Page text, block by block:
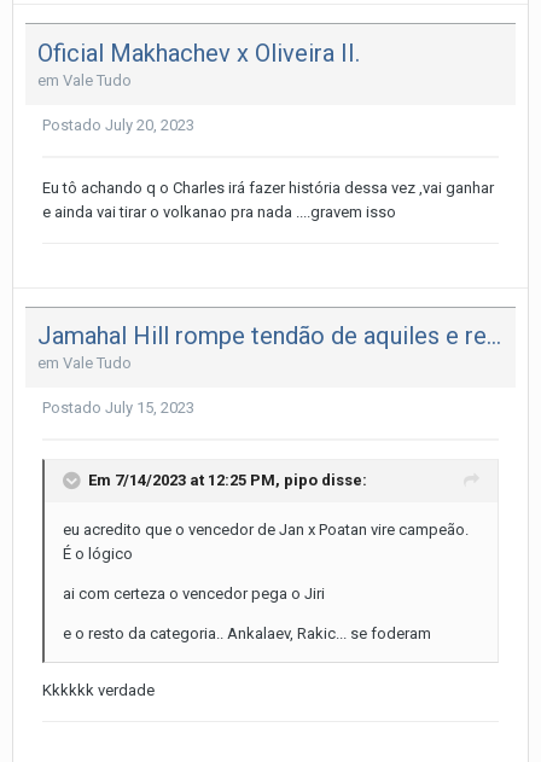
Oficial Makhachev x Oliveira II.
em Vale Tudo
Postado July 20, 2023
Eu tô achando q o Charles irá fazer história dessa vez ,vai ganhar
e ainda vai tirar o volkanao pra nada ....gravem isso
Jamahal Hill rompe tendão de aquiles e renúncia o cinturão dos meio pesados
em Vale Tudo
Postado July 15, 2023
Em 7/14/2023 at 12:25 PM, pipo disse:
eu acredito que o vencedor de Jan x Poatan vire campeão.
É o lógico
ai com certeza o vencedor pega o Jiri
e o resto da categoria.. Ankalaev, Rakic... se foderam
Kkkkkk verdade